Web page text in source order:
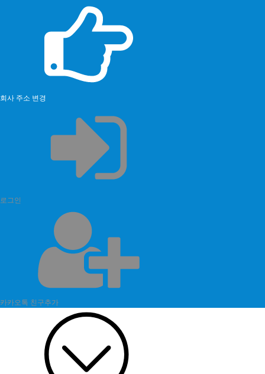
회사 주소 변경
로그인
카카오톡 친구추가